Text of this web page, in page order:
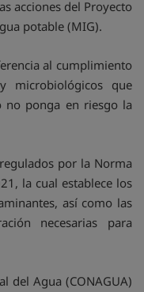
acciones del Proyecto
potable (MIG).
al cumplimiento
microbiológicos que
no ponga en riesgo la
por la Norma
la cual establece los
así como las
necesarias para
del Agua (CONAGUA)